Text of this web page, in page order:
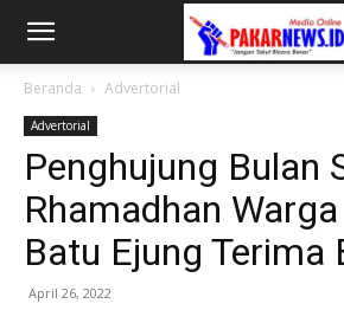
Beranda Advertorial
Advertorial
Penghujung Bulan
Rhamadhan
Batu Ejung Terima
April 26, 2022